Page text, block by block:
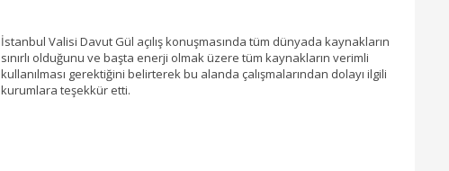
İstanbul Valisi Davut Gül açılış konuşmasında tüm dünyada kaynakların
sınırlı olduğunu ve başta enerji olmak üzere tüm kaynakların verimli
kullanılması gerektiğini belirterek bu alanda çalışmalarından dolayı ilgili
kurumlara teşekkür etti.